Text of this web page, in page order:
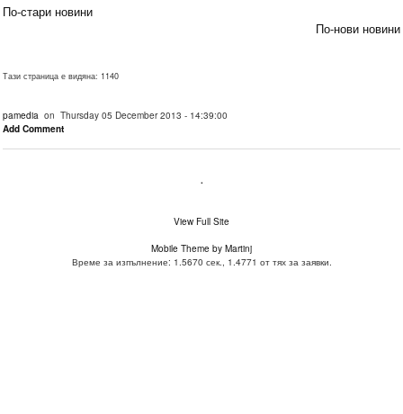
По-стари новини
По-нови новини
Тази страница е видяна: 1140
pamedia on Thursday 05 December 2013 - 14:39:00
Add Comment
.
View Full Site
Mobile Theme by Martinj
Време за изпълнение: 1.5670 сек., 1.4771 от тях за заявки.